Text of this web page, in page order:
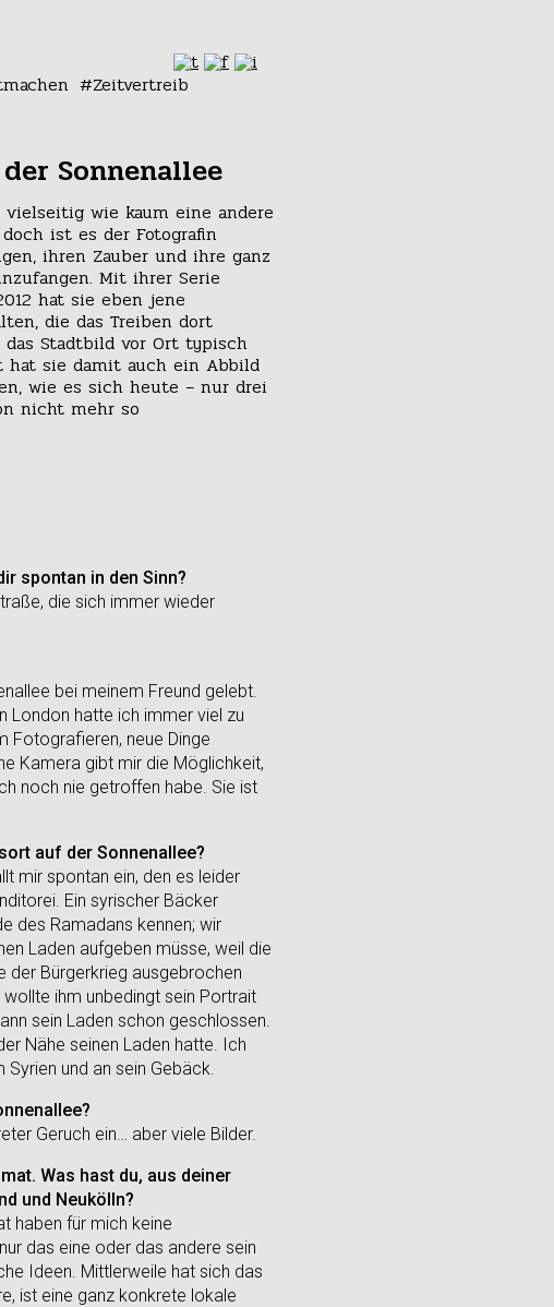
Zeitvertreib
Sonnenallee
wie kaum eine andere
ist es der Fotografin
ihren Zauber und ihre ganz
Mit ihrer Serie
hat sie eben jene
die das Treiben dort
Stadtbild vor Ort typisch
hat sie damit auch ein Abbild
wie es sich heute – nur drei
nicht mehr so
spontan in den Sinn?
die sich immer wieder
bei meinem Freund gelebt.
London hatte ich immer viel zu
Fotografieren, neue Dinge
Kamera gibt mir die Möglichkeit,
noch nie getroffen habe. Sie ist
auf der Sonnenallee?
mir spontan ein, den es leider
Ein syrischer Bäcker
des Ramadans kennen; wir
Laden aufgeben müsse, weil die
der Bürgerkrieg ausgebrochen
ihm unbedingt sein Portrait
sein Laden schon geschlossen.
Nähe seinen Laden hatte. Ich
und an sein Gebäck.
Geruch ein… aber viele Bilder.
Was hast du, aus deiner
und Neukölln?
haben für mich keine
das eine oder das andere sein
Ideen. Mittlerweile hat sich das
ist eine ganz konkrete lokale